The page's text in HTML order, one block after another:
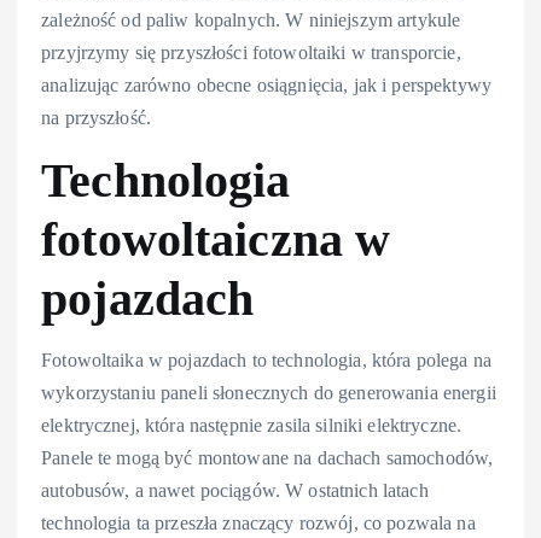
zależność od paliw kopalnych. W niniejszym artykule
przyjrzymy się przyszłości fotowoltaiki w transporcie,
analizując zarówno obecne osiągnięcia, jak i perspektywy
na przyszłość.
Technologia
fotowoltaiczna w
pojazdach
Fotowoltaika w pojazdach to technologia, która polega na
wykorzystaniu paneli słonecznych do generowania energii
elektrycznej, która następnie zasila silniki elektryczne.
Panele te mogą być montowane na dachach samochodów,
autobusów, a nawet pociągów. W ostatnich latach
technologia ta przeszła znaczący rozwój, co pozwala na